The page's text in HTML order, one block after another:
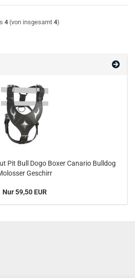
4 (von insgesamt 4)
Pit Bull Dogo Boxer Canario Bulldog
Geschirr
Nur 59,50 EUR